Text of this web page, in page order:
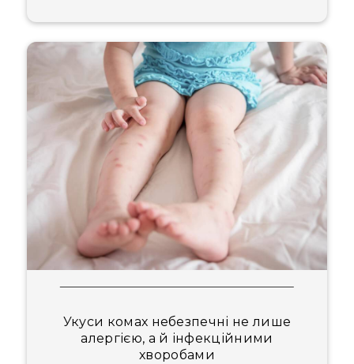
Укуси комах небезпечні не лише
алергією, а й інфекційними
хворобами